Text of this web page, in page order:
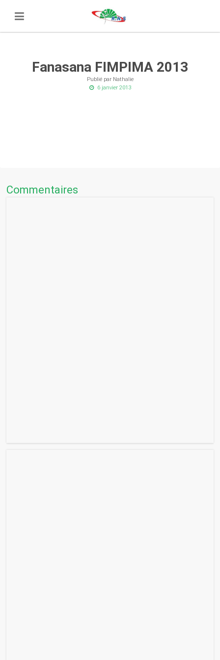
Fanasana FIMPIMA 2013
Publié par Nathalie
6 janvier 2013
Commentaires